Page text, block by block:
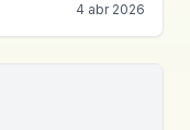
4 abr 2026